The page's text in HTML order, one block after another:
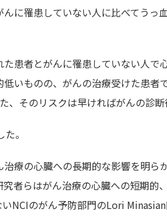
に罹患していない人に比べてうっ
患者とがんに罹患していない人で
いものの、がんの治療受けた患者
、そのリスクは早ければがんの診断
。
治療の心臓への長期的な影響を明ら
者らはがん治療の心臓への短期的
NCIのがん予防部門のLori Minasian